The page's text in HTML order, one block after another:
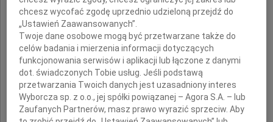
Z ogromnym żalem i smutkiem żegnam
Prof. dr hab. inż.
Jana Gawęckiego
chcesz wycofać zgodę uprzednio udzieloną przejdź do
„Ustawień Zaawansowanych”.
Twoje dane osobowe mogą być przetwarzane także do
celów badania i mierzenia informacji dotyczących
funkcjonowania serwisów i aplikacji lub łączone z danymi
dot. świadczonych Tobie usług. Jeśli podstawą
przetwarzania Twoich danych jest uzasadniony interes
Wyborcza sp. z o.o., jej spółki powiązanej – Agora S.A. – lub
Zaufanych Partnerów, masz prawo wyrazić sprzeciw. Aby